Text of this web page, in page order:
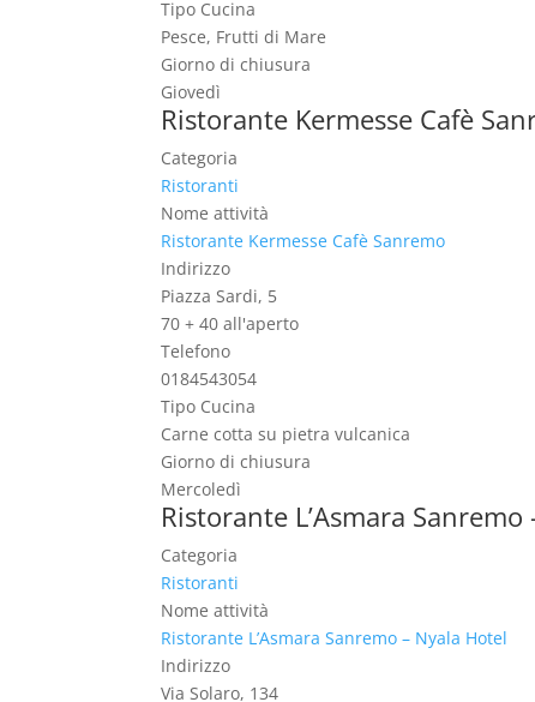
Tipo Cucina
Pesce, Frutti di Mare
Giorno di chiusura
Giovedì
Ristorante Kermesse Cafè
Categoria
Ristoranti
Nome attività
Ristorante Kermesse Cafè Sanremo
Indirizzo
Piazza Sardi, 5
70 + 40 all'aperto
Telefono
0184543054
Tipo Cucina
Carne cotta su pietra vulcanica
Giorno di chiusura
Mercoledì
Ristorante L’Asmara
Categoria
Ristoranti
Nome attività
Ristorante L’Asmara Sanremo – Nyala Hotel
Indirizzo
Via Solaro, 134